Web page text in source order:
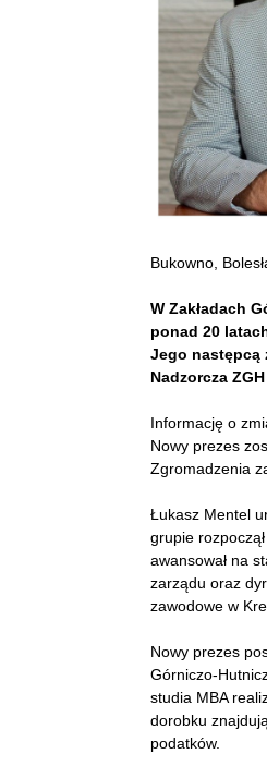
Bukowno,
W Zakładach
ponad 20
Jego następcą
Nadzorcza
Informację o
Nowy prezes
Zgromadzenia
Łukasz Mentel
grupie
awansował na
zarządu oraz
zawodowe w
Nowy prezes
Górniczo-
studia MBA
dorobku
podatków.